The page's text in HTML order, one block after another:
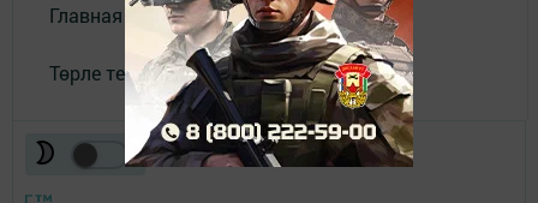
Главная
Төрле темалар